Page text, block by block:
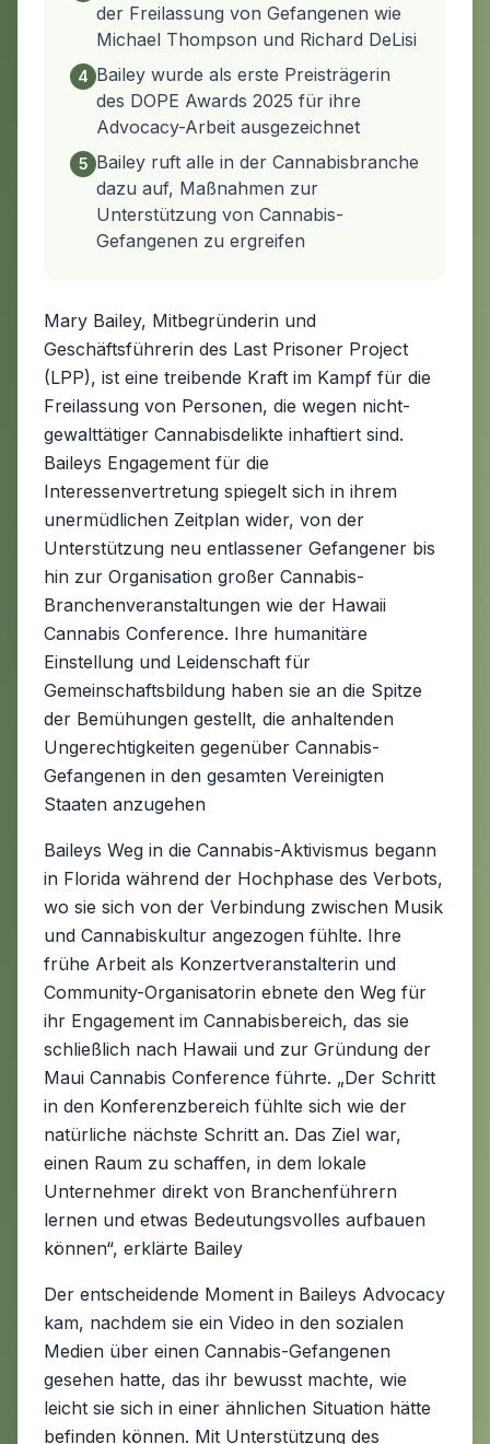
der Freilassung von Gefangenen wie
Michael Thompson und Richard DeLisi
4 Bailey wurde als erste Preisträgerin
des DOPE Awards 2025 für ihre
Advocacy-Arbeit ausgezeichnet
5 Bailey ruft alle in der Cannabisbranche
dazu auf, Maßnahmen zur
Unterstützung von Cannabis-
Gefangenen zu ergreifen
Mary Bailey, Mitbegründerin und
Geschäftsführerin des Last Prisoner Project
(LPP), ist eine treibende Kraft im Kampf für die
Freilassung von Personen, die wegen nicht-
gewalttätiger Cannabisdelikte inhaftiert sind.
Baileys Engagement für die
Interessenvertretung spiegelt sich in ihrem
unermüdlichen Zeitplan wider, von der
Unterstützung neu entlassener Gefangener bis
hin zur Organisation großer Cannabis-
Branchenveranstaltungen wie der Hawaii
Cannabis Conference. Ihre humanitäre
Einstellung und Leidenschaft für
Gemeinschaftsbildung haben sie an die Spitze
der Bemühungen gestellt, die anhaltenden
Ungerechtigkeiten gegenüber Cannabis-
Gefangenen in den gesamten Vereinigten
Staaten anzugehen
Baileys Weg in die Cannabis-Aktivismus begann
in Florida während der Hochphase des Verbots,
wo sie sich von der Verbindung zwischen Musik
und Cannabiskultur angezogen fühlte. Ihre
frühe Arbeit als Konzertveranstalterin und
Community-Organisatorin ebnete den Weg für
ihr Engagement im Cannabisbereich, das sie
schließlich nach Hawaii und zur Gründung der
Maui Cannabis Conference führte. „Der Schritt
in den Konferenzbereich fühlte sich wie der
natürliche nächste Schritt an. Das Ziel war,
einen Raum zu schaffen, in dem lokale
Unternehmer direkt von Branchenführern
lernen und etwas Bedeutungsvolles aufbauen
können“, erklärte Bailey
Der entscheidende Moment in Baileys Advocacy
kam, nachdem sie ein Video in den sozialen
Medien über einen Cannabis-Gefangenen
gesehen hatte, das ihr bewusst machte, wie
leicht sie sich in einer ähnlichen Situation hätte
befinden können. Mit Unterstützung des